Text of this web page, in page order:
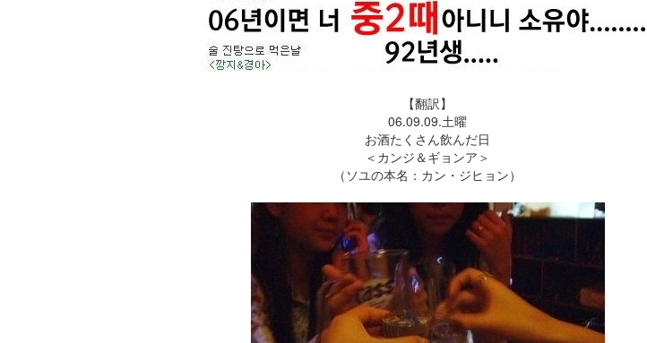
【翻訳】
06.09.09.土曜
お酒たくさん飲んだ日
＜カンジ＆ギョンア＞
（ソユの本名：カン・ジヒョン）